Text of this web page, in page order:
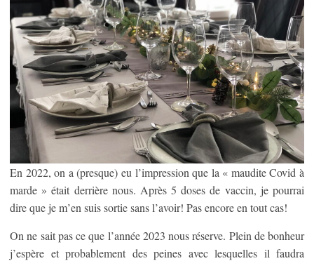
En 2022, on a (presque) eu l’impression que la « maudite Covid à
marde » était derrière nous. Après 5 doses de vaccin, je pourrai
dire que je m’en suis sortie sans l’avoir! Pas encore en tout cas!
On ne sait pas ce que l’année 2023 nous réserve. Plein de bonheur
j’espère et probablement des peines avec lesquelles il faudra